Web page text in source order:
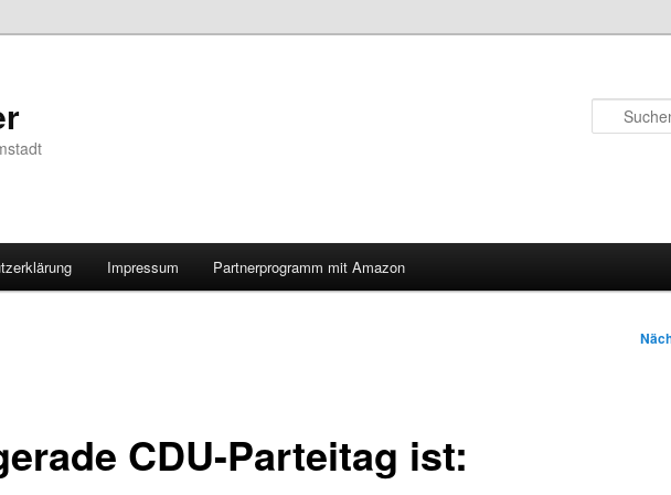
Impressum Partnerprogramm mit Amazon
CDU-Parteitag ist: